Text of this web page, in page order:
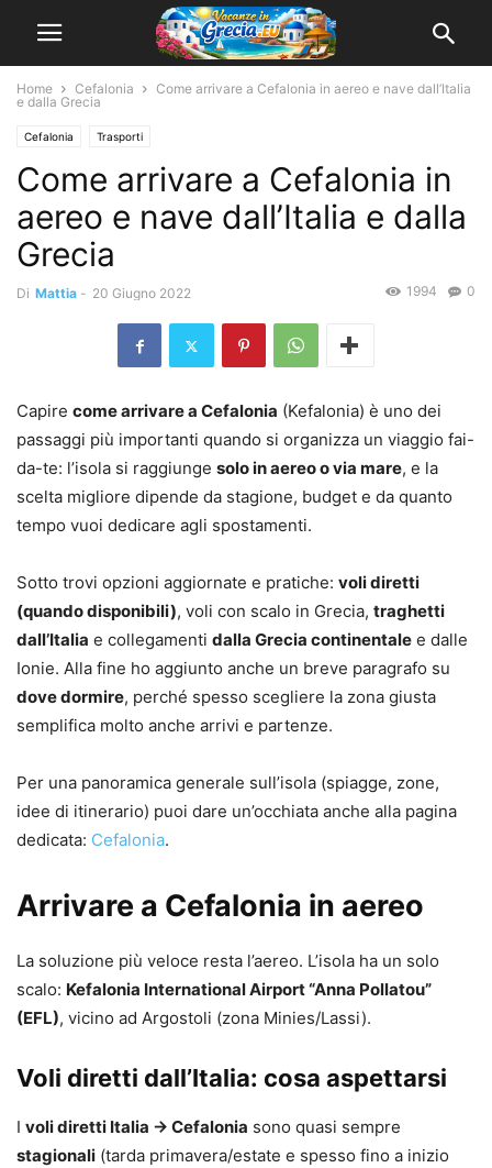
Home Cefalonia
Come arrivare a Cefalonia in aereo e nave dall’Italia
e dalla Grecia
Cefalonia Trasporti
Come arrivare a Cefalonia in
aereo e nave dall’Italia e dalla
Grecia
Di Mattia - 20 Giugno 2022 0
1994
Capire come arrivare a Cefalonia (Kefalonia) è uno dei
passaggi più importanti quando si organizza un viaggio fai-
da-te: l’isola si raggiunge solo in aereo o via mare, e la
scelta migliore dipende da stagione, budget e da quanto
tempo vuoi dedicare agli spostamenti.
Sotto trovi opzioni aggiornate e pratiche: voli diretti
(quando disponibili), voli con scalo in Grecia, traghetti
dall’Italia e collegamenti dalla Grecia continentale e dalle
Ionie. Alla fine ho aggiunto anche un breve paragrafo su
dove dormire, perché spesso scegliere la zona giusta
semplifica molto anche arrivi e partenze.
Per una panoramica generale sull’isola (spiagge, zone,
idee di itinerario) puoi dare un’occhiata anche alla pagina
dedicata: Cefalonia.
Arrivare a Cefalonia in aereo
La soluzione più veloce resta l’aereo. L’isola ha un solo
scalo: Kefalonia International Airport “Anna Pollatou”
(EFL), vicino ad Argostoli (zona Minies/Lassi).
Voli diretti dall’Italia: cosa aspettarsi
I voli diretti Italia → Cefalonia sono quasi sempre
stagionali (tarda primavera/estate e spesso fino a inizio